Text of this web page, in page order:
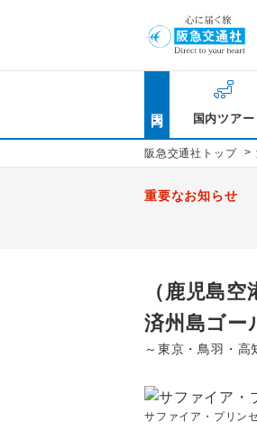
国内ツアー
阪急交通社トップ >
重要なお知らせ
（鹿児島
済州島ゴー
～東京・鳥羽・高
サファイア・プリン